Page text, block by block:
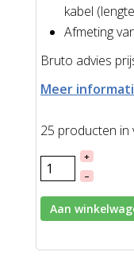
kabel
Afmeting
Bruto advies
Meer
25 producten in
+
–
Aan